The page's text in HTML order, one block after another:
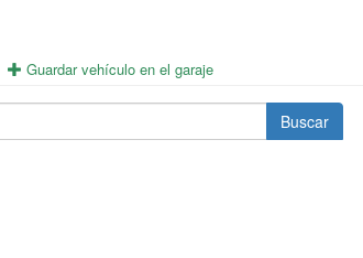
Guardar vehículo en el garaje
Buscar